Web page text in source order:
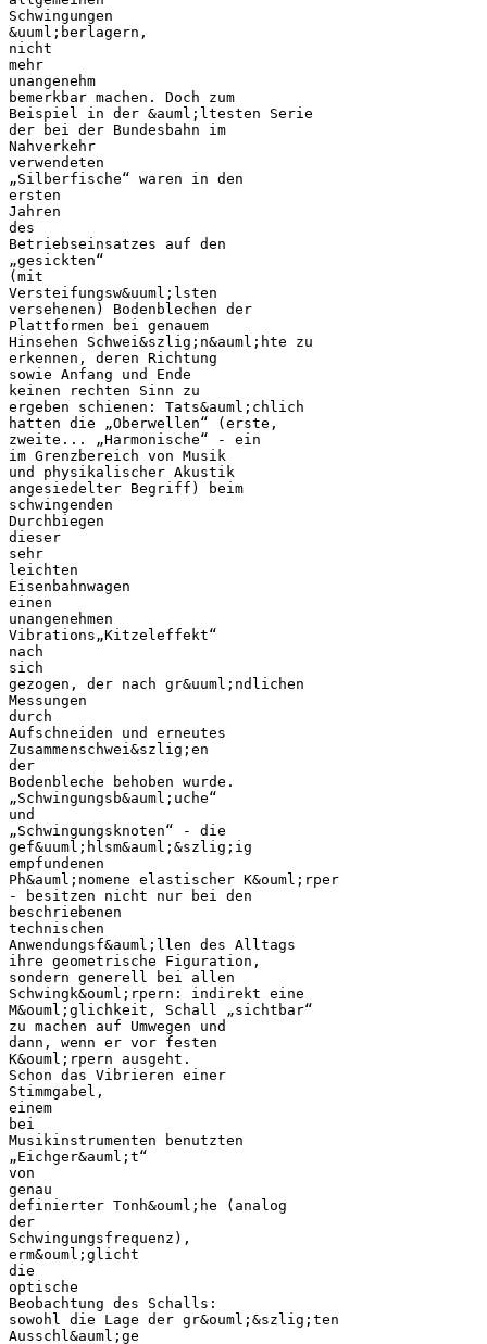
Schwingungen
&uuml;berlagern,
nicht
mehr
unangenehm
bemerkbar machen. Doch zum
Beispiel in der &auml;ltesten Serie
der bei der Bundesbahn im
Nahverkehr
verwendeten
„Silberfische“ waren in den
ersten
Jahren
des
Betriebseinsatzes auf den
„gesickten“
(mit
Versteifungsw&uuml;lsten
versehenen) Bodenblechen der
Plattformen bei genauem
Hinsehen Schwei&szlig;n&auml;hte zu
erkennen, deren Richtung
sowie Anfang und Ende
keinen rechten Sinn zu
ergeben schienen: Tats&auml;chlich
hatten die „Oberwellen“ (erste,
zweite... „Harmonische“ - ein
im Grenzbereich von Musik
und physikalischer Akustik
angesiedelter Begriff) beim
schwingenden
Durchbiegen
dieser
sehr
leichten
Eisenbahnwagen
einen
unangenehmen
Vibrations„Kitzeleffekt“
nach
sich
gezogen, der nach gr&uuml;ndlichen
Messungen
durch
Aufschneiden und erneutes
Zusammenschwei&szlig;en
der
Bodenbleche behoben wurde.
„Schwingungsb&auml;uche“
und
„Schwingungsknoten“ - die
gef&uuml;hlsm&auml;&szlig;ig
empfundenen
Ph&auml;nomene elastischer K&ouml;rper
- besitzen nicht nur bei den
beschriebenen
technischen
Anwendungsf&auml;llen des Alltags
ihre geometrische Figuration,
sondern generell bei allen
Schwingk&ouml;rpern: indirekt eine
M&ouml;glichkeit, Schall „sichtbar“
zu machen auf Umwegen und
dann, wenn er vor festen
K&ouml;rpern ausgeht.
Schon das Vibrieren einer
Stimmgabel,
einem
bei
Musikinstrumenten benutzten
„Eichger&auml;t“
von
genau
definierter Tonh&ouml;he (analog
der
Schwingungsfrequenz),
erm&ouml;glicht
die
optische
Beobachtung des Schalls:
sowohl die Lage der gr&ouml;&szlig;ten
Ausschl&auml;ge